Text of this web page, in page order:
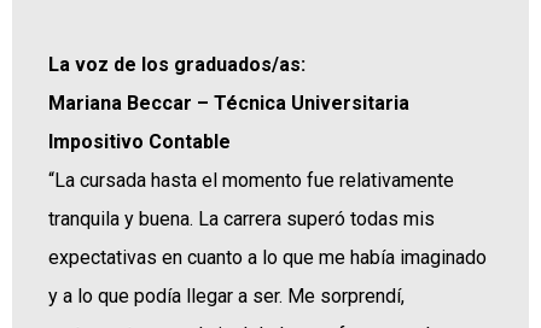
La voz de los graduados/as:
Mariana Beccar – Técnica Universitaria
Impositivo Contable
“La cursada hasta el momento fue relativamente
tranquila y buena. La carrera superó todas mis
expectativas en cuanto a lo que me había imaginado
y a lo que podía llegar a ser. Me sorprendí,